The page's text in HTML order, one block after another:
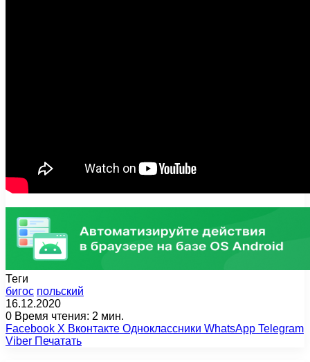
Теги
бигос польский
16.12.2020
0 Время чтения: 2 мин.
Facebook X Вконтакте Одноклассники WhatsApp Telegram
Viber Печатать